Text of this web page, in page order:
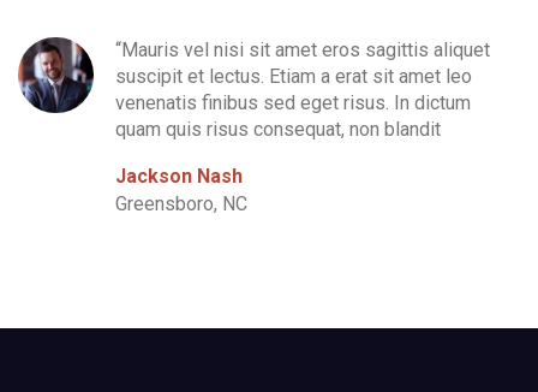
“Mauris vel nisi sit amet eros sagittis aliquet
suscipit et lectus. Etiam a erat sit amet leo
venenatis finibus sed eget risus. In dictum
quam quis risus consequat, non blandit
Jackson Nash
Greensboro, NC